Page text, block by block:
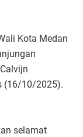
Kota Medan
(16/10/2025).
selamat